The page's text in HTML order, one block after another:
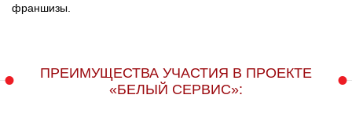
франшизы.
ПРЕИМУЩЕСТВА УЧАСТИЯ В ПРОЕКТЕ
«БЕЛЫЙ СЕРВИС»: